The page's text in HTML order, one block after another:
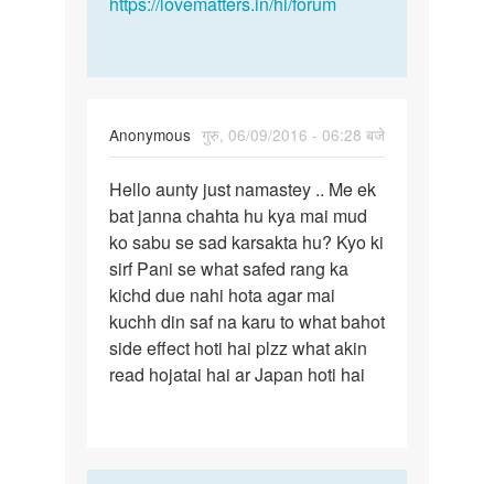
Anonymous गुरु, 06/09/2016 - 06:28 बजे
Hello
aunty
just
namastey
..
Hello aunty just namastey .. Me ek
bat janna chahta hu kya mai mud
ko sabu se sad karsakta hu? Kyo ki
sirf Pani se what safed rang ka
kichd due nahi hota agar mai
kuchh din saf na karu to what bahot
side effect hoti hai plzz what akin
read hojatai hai ar Japan hoti hai